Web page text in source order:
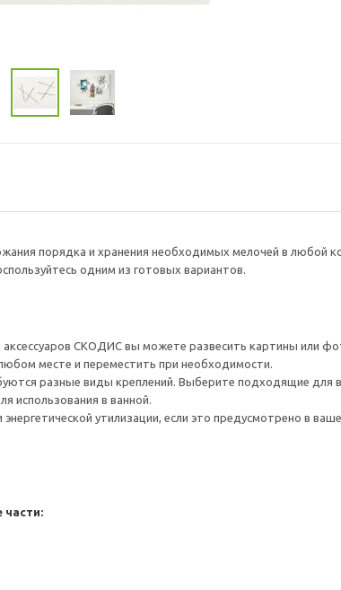
порядка и хранения необходимых мелочей в любой
одним из готовых вариантов.
СКОДИС вы можете развесить картины или
месте и переместить при необходимости.
разные виды креплений. Выберите подходящие для
использования в ванной.
утилизации, если это предусмотрено в
части: